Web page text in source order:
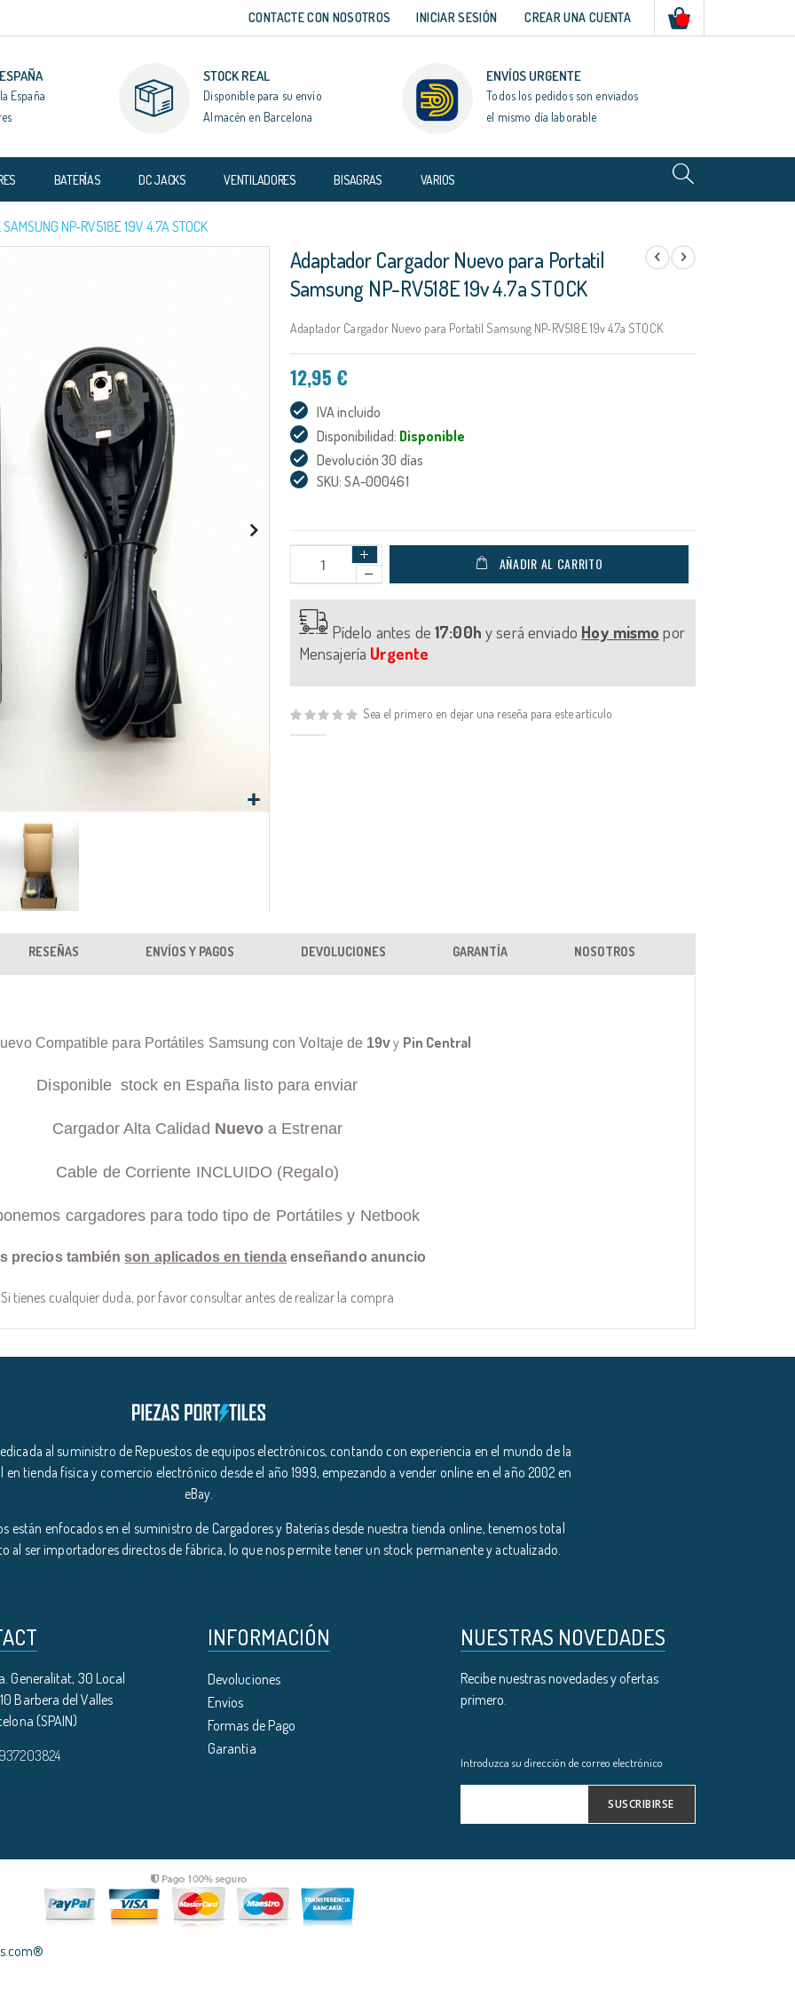
CONTACTE CON NOSOTROS INICIAR SESIÓN CREAR UNA CUENTA
España
STOCK REAL
Disponible para su envío
Almacén en Barcelona
ENVÍOS URGENTE
Todos los pedidos son enviados
el mismo día laborable
BATERÍAS DC JACKS VENTILADORES BISAGRAS VARIOS
NP-RV518E 19V 4.7A STOCK
Adaptador Cargador Nuevo para Portatil
Samsung NP-RV518E 19v 4.7a STOCK
Adaptador Cargador Nuevo para Portatil Samsung NP-RV518E 19v 4.7a STOCK
12,95 €
IVA incluido
Disponibilidad: Disponible
Devolución 30 días
SKU: SA-000461
AÑADIR AL CARRITO
Pídelo antes de 17:00h y será enviado Hoy mismo por
Mensajería Urgente
Sea el primero en dejar una reseña para este artículo
Compatible para Portátiles Samsung con Voltaje de 19v y Pin Central
Disponible stock en España listo para enviar
Cargador Alta Calidad Nuevo a Estrenar
Cable de Corriente INCLUIDO (Regalo)
cargadores para todo tipo de Portátiles y Netbook
precios también son aplicados en tienda enseñando anuncio
Si tienes cualquier duda, por favor consultar antes de realizar la compra
RESEÑAS ENVÍOS Y PAGOS DEVOLUCIONES GARANTÍA NOSOTROS
al suministro de Repuestos de equipos electrónicos, contando con experiencia en el mundo de la
tienda física y comercio electrónico desde el año 1999, empezando a vender online en el año 2002 en
eBay.
están enfocados en el suministro de Cargadores y Baterías desde nuestra tienda online, tenemos total
al ser importadores directos de fábrica, lo que nos permite tener un stock permanente y actualizado.
Generalitat, 30 Local
Barbera del Valles
(SPAIN)
INFORMACIÓN
Devoluciones
Envíos
Formas de Pago
Garantía
NUESTRAS NOVEDADES
Recibe nuestras novedades y ofertas
primero.
Introduzca su dirección de correo electrónico
SUSCRIBIRSE